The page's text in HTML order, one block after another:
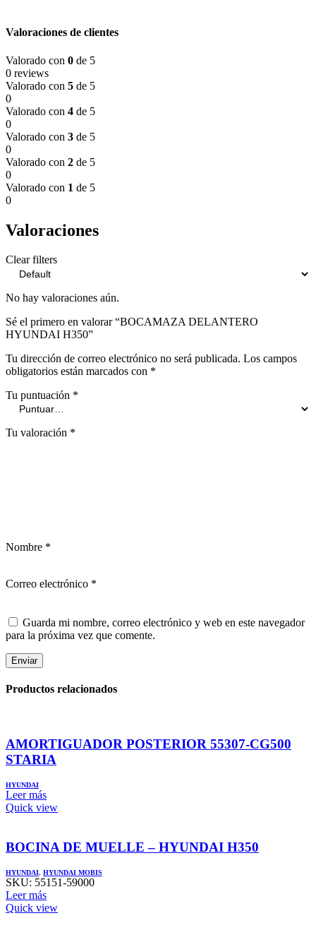
Valoraciones de clientes
Valorado con 0 de 5
0 reviews
Valorado con 5 de 5
0
Valorado con 4 de 5
0
Valorado con 3 de 5
0
Valorado con 2 de 5
0
Valorado con 1 de 5
0
Valoraciones
Clear filters
No hay valoraciones aún.
Sé el primero en valorar “BOCAMAZA DELANTERO
HYUNDAI H350”
Tu dirección de correo electrónico no será publicada. Los campos
obligatorios están marcados con *
Tu puntuación *
Tu valoración *
Nombre *
Correo electrónico *
Guarda mi nombre, correo electrónico y web en este navegador
para la próxima vez que comente.
Productos relacionados
AMORTIGUADOR POSTERIOR 55307-CG500
STARIA
HYUNDAI
Leer más
Quick view
BOCINA DE MUELLE – HYUNDAI H350
HYUNDAI, HYUNDAI MOBIS
SKU: 55151-59000
Leer más
Quick view